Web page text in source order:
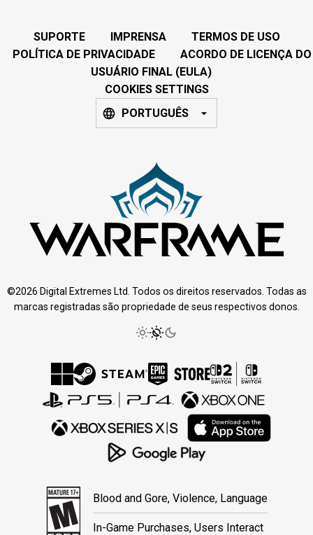
SUPORTE IMPRENSA
TERMOS DE USO
POLÍTICA DE PRIVACIDADE
ACORDO DE LICENÇA DO
USUÁRIO FINAL (EULA)
COOKIES SETTINGS
PORTUGUÊS
©2026 Digital Extremes Ltd. Todos os direitos reservados. Todas as
marcas registradas são propriedade de seus respectivos donos.
Blood and Gore, Violence, Language
In-Game Purchases, Users Interact